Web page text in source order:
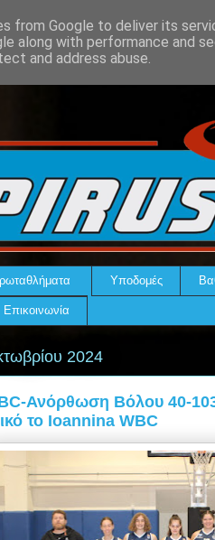
Υποδομές
Επικοινωνία
2024
Ανόρθωση Βόλου 40-
το Ioannina WBC
from Google to deliver its
along with performance and
and address abuse.